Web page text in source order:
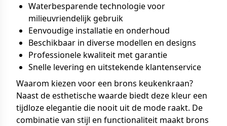
Waterbesparende technologie voor
milieuvriendelijk gebruik
Eenvoudige installatie en onderhoud
Beschikbaar in diverse modellen en designs
Professionele kwaliteit met garantie
Snelle levering en uitstekende klantenservice
Waarom kiezen voor een brons keukenkraan?
Naast de esthetische waarde biedt deze kleur een
tijdloze elegantie die nooit uit de mode raakt. De
combinatie van stijl en functionaliteit maakt brons